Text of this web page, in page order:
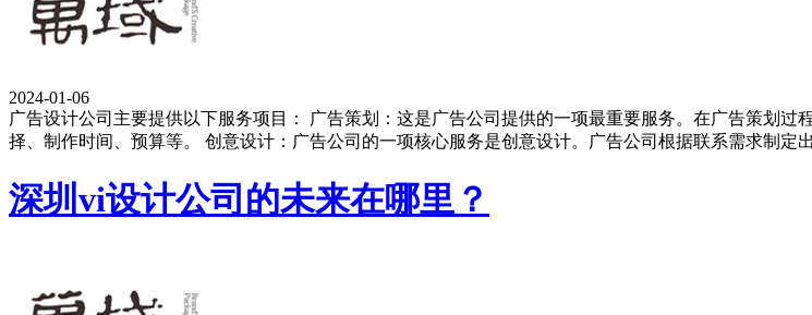
2024-01-06
广告设计公司主要提供以下服务项目： 广告策划：这是广告公司提供的一项最重要服务。在广告策划
择、制作时间、预算等。 创意设计：广告公司的一项核心服务是创意设计。广告公司根据联系需求制定
深圳vi设计公司的未来在哪里？